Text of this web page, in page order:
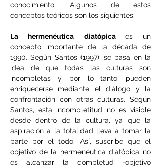
conocimiento. Algunos de estos
conceptos teóricos son los siguientes:
La hermenéutica diatópica es un
concepto importante de la década de
1990. Según Santos (1997), se basa en la
idea de que todas las culturas son
incompletas y, por lo tanto, pueden
enriquecerse mediante el diálogo y la
confrontación con otras culturas. Según
Santos, esta incompletitud no es visible
desde dentro de la cultura, ya que la
aspiración a la totalidad lleva a tomar la
parte por el todo. Así, suscribe que el
objetivo de la hermenéutica diatópica no
es alcanzar la completud -objetivo